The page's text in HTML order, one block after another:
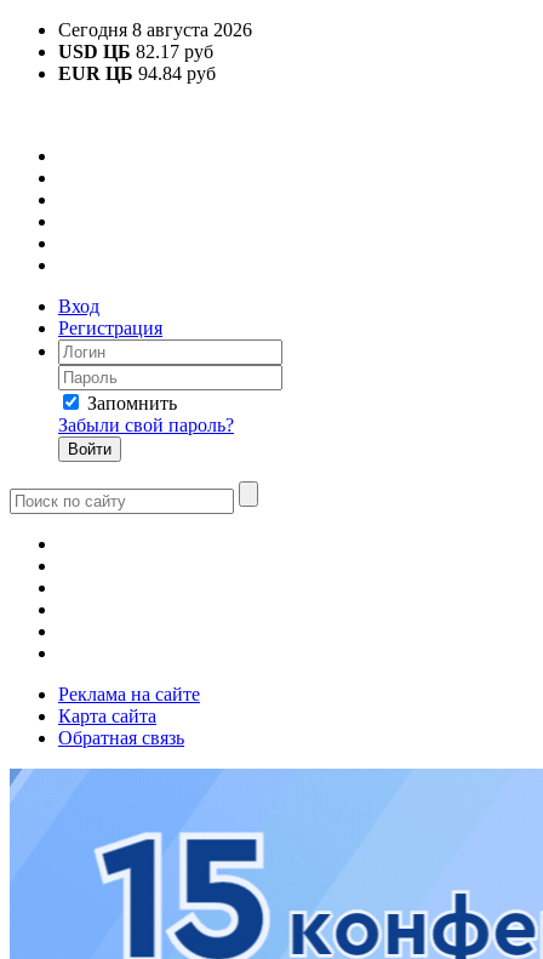
Сегодня 8 августа 2026
USD ЦБ 82.17 руб
EUR ЦБ 94.84 руб
Вход
Регистрация
Запомнить
Забыли свой пароль?
Реклама на сайте
Карта сайта
Обратная связь